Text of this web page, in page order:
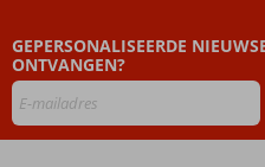
dan
48
niet
GEPERSONALISEERDE
ONTVANGEN?